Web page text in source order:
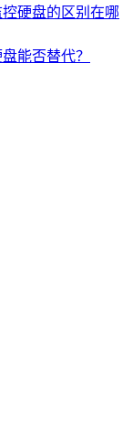
硬盘的区别在哪
能否替代？